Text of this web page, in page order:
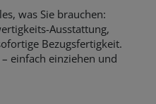
was Sie brauchen:
Ausstattung,
Bezugsfertigkeit.
einfach einziehen und